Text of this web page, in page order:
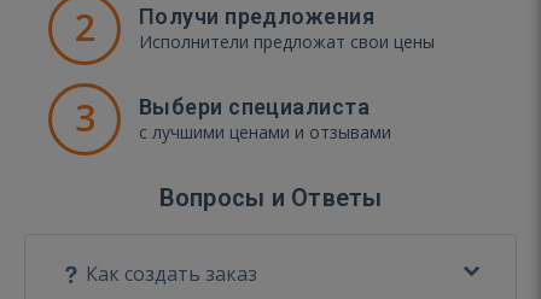
2 Получи предложения
Исполнители предложат свои цены
3 Выбери специалиста
с лучшими ценами и отзывами
Вопросы и Ответы
Как создать заказ